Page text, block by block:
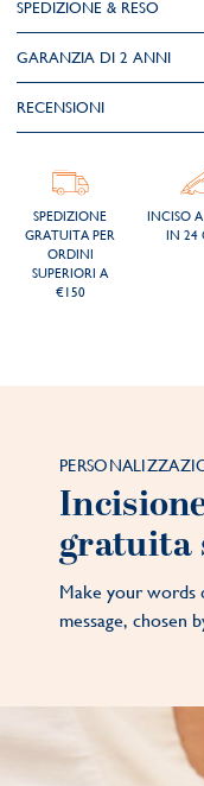
SPEDIZIONE & RESO
GARANZIA DI 2 ANNI
RECENSIONI
SPEDIZIONE
GRATUITA PER
ORDINI
SUPERIORI A
€150
INCISO
IN 24
gratuita
Make your words
message, chosen